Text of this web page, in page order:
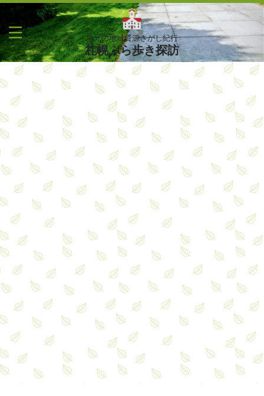
地元の地域資源さがし紀行
札幌ぶら歩き探訪